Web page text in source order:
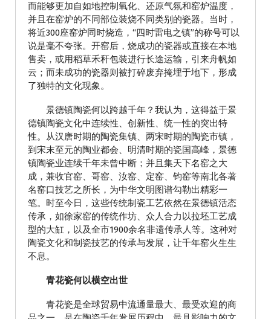
而能够更加自如地控制氧化、还原气氛和窑炉温度，
并且在窑炉的不同部位装烧不同类别的瓷器。当时，
将近300座窑炉同时烧造，“四时雷电之镇”的称号可以
说是毫不夸张。开窑后，烧成功的瓷器或直接在本地
售卖，或用稻草禾秆包装进行长途运输，引来舟帆如
云；而未成功的瓷器则被打碎废弃掩埋于地下，形成
了独特的文化现象。
景德镇陶瓷何以跨越千年？我认为，这得益于景
德镇陶瓷文化中连续性、创新性、统一性的突出特
性。从汉唐时期的陶瓷集镇、两宋时期的陶瓷市镇，
到宋末至元的陶业都会、明清时期的瓷国高峰，景德
镇陶瓷业连续千年未曾中断；并且集天下名窑之大
成，兼收官窑、哥窑、汝窑、定窑、钧窑等南北各著
名窑口技艺之所长，为中华文明图谱勾勒出精彩一
笔。时至今日，这些传统制瓷工艺依然在景德镇活态
传承，如徐家窑的传统作坊、众人合力以拉坯工艺成
型的大缸，以及全市1900余名非遗传承人等。这种对
陶瓷文化和制瓷技艺的传承与发展，让千年窑火生生
不息。
青花瓷何以横空出世
青花瓷是全球贸易中流通量最大、最受欢迎的商